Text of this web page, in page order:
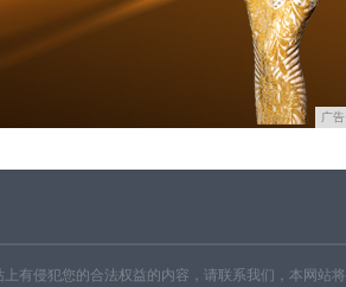
广告
有侵犯您的合法权益的内容，请联系我们，本网站将